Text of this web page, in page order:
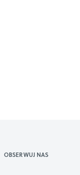
OBSERWUJ NAS